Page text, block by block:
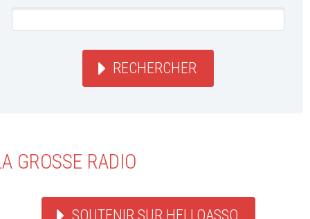
RECHERCHER
GROSSE RADIO
SOUTENIR SUR HELLOASSO